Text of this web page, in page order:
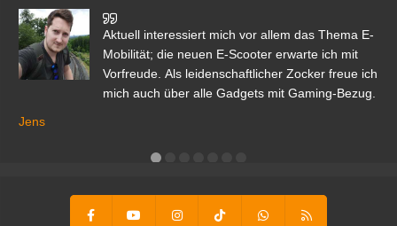
Aktuell interessiert mich vor allem das Thema E-
Mobilität; die neuen E-Scooter erwarte ich mit
Vorfreude. Als leidenschaftlicher Zocker freue ich
mich auch über alle Gadgets mit Gaming-Bezug.
Jens